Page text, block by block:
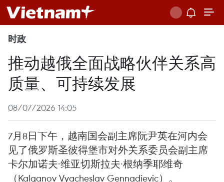
时政
推动越俄全面战略伙伴关系高
质量、可持续发展
08/07/2026 14:05
7月8日下午，越南国会副主席阮尹英在河内会
见了俄罗斯圣彼得堡市对外关系委员会副主席
卡尔加诺夫·维亚切斯拉夫·根纳季耶维奇
（Kalganov Vyacheslav Gennadievic）。